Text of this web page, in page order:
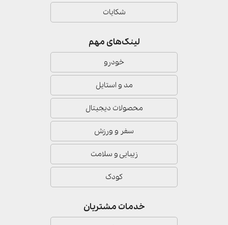
شکایات
لینک‌های مهم
خودرو
مد و استایل
محصولات دیجیتال
سفر و ورزش
زیبایی و سلامت
کودک
خدمات مشتریان